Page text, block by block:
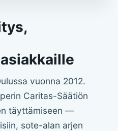
vuonna 2012.
Caritas-Säätiön
täyttämiseen —
sote-alan arjen